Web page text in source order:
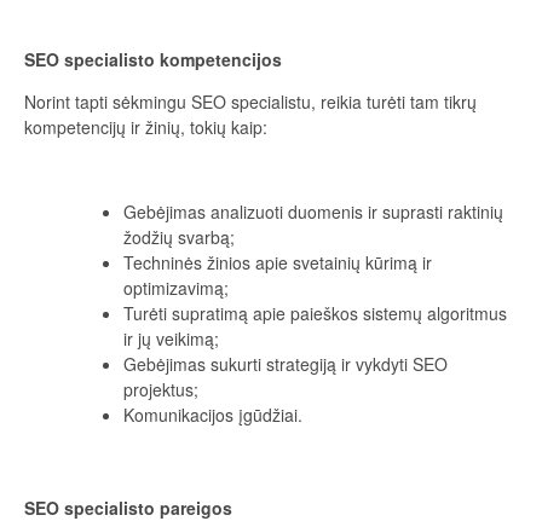
SEO specialisto kompetencijos
Norint tapti sėkmingu SEO specialistu, reikia turėti tam tikrų
kompetencijų ir žinių, tokių kaip:
Gebėjimas analizuoti duomenis ir suprasti raktinių
žodžių svarbą;
Techninės žinios apie svetainių kūrimą ir
optimizavimą;
Turėti supratimą apie paieškos sistemų algoritmus
ir jų veikimą;
Gebėjimas sukurti strategiją ir vykdyti SEO
projektus;
Komunikacijos įgūdžiai.
SEO specialisto pareigos